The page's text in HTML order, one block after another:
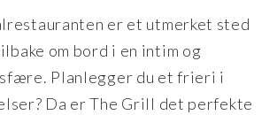
er et utmerket sted
om bord i en intim og
Planlegger du et frieri i
Da er The Grill det perfekte